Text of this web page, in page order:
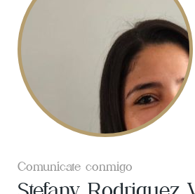
Comunícate conmigo